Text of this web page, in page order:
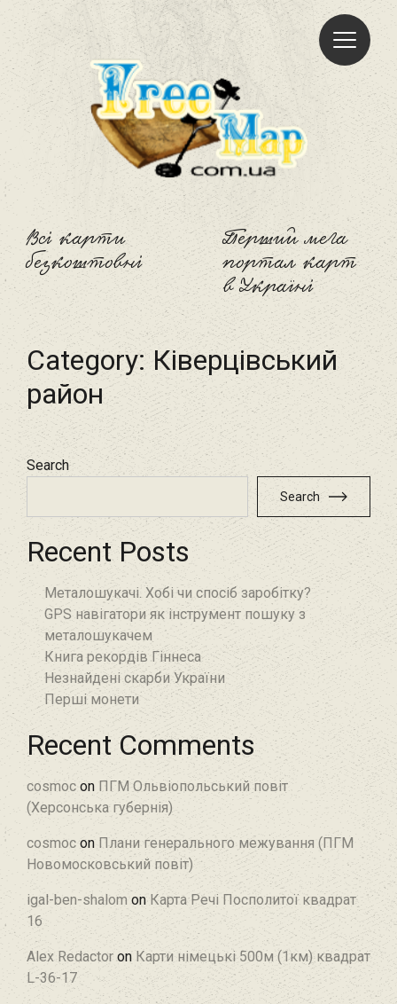
Всі карти
безкоштовні
Freemap
Перший мега
портал карт
в Україні
Category:Ківерцівський
район‎
Search
Search
Recent Posts
Металошукачі. Хобі чи спосіб заробітку?
GPS навігатори як інструмент пошуку з
металошукачем
Книга рекордів Гіннеса
Незнайдені скарби України
Перші монети
Recent Comments
cosmoc on ПГМ Ольвіопольський повіт
(Херсонська губернія)
cosmoc on Плани генерального межування (ПГМ
Новомосковський повіт)
igal-ben-shalom on Карта Речі Посполитої квадрат
16
Alex Redactor on Карти німецькі 500м (1км) квадрат
L-36-17